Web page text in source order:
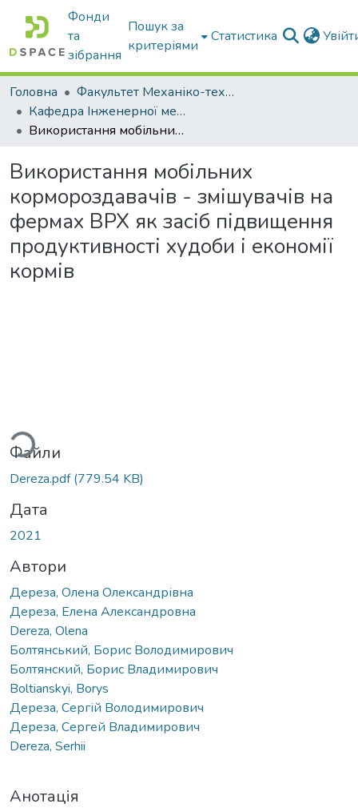
Фонди
та
зібрання
Пошук за
критеріями
Статистика
Головна
Факультет Механіко-технологічний
Кафедра Інженерної механіки та комп'ютерного проектування
Використання мобільних кормороздавачів - змішувачів на фермах ВРХ як засіб підвищення продуктивності худоби і економії кормів
Використання мобільних
кормороздавачів - змішувачів на
фермах ВРХ як засіб підвищення
продуктивності худоби і економії
кормів
Вантажиться...
Файли
Dereza.pdf(779.54 KB)
Дата
2021
Автори
Дереза, Олена Олександрівна
Дереза, Елена Александровна
Dereza, Olena
Болтянський, Борис Володимирович
Болтянский, Борис Владимирович
Boltianskyi, Borys
Дереза, Сергій Володимирович
Дереза, Сергей Владимирович
Dereza, Serhii
Анотація